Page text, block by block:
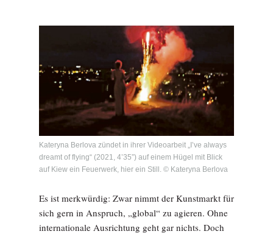
Kateryna Berlova zündet in ihrer Videoarbeit „I’ve always
dreamt of flying“ (2021, 4’35”) auf einem Hügel mit Blick
auf Kiew ein Feuerwerk, hier ein Still. © Kateryna Berlova
Es ist merkwürdig: Zwar nimmt der Kunstmarkt für
sich gern in Anspruch, „global“ zu agieren. Ohne
internationale Ausrichtung geht gar nichts. Doch